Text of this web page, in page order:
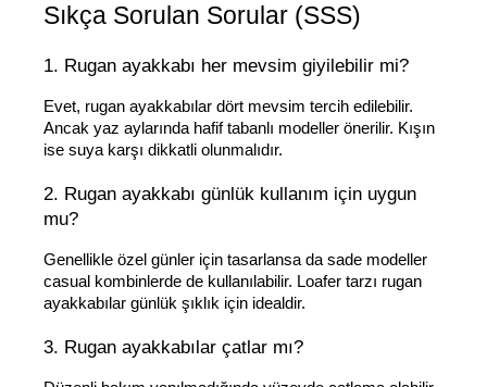
Sıkça Sorulan Sorular (SSS)
1. Rugan ayakkabı her mevsim giyilebilir mi?
Evet, rugan ayakkabılar dört mevsim tercih edilebilir.
Ancak yaz aylarında hafif tabanlı modeller önerilir. Kışın
ise suya karşı dikkatli olunmalıdır.
2. Rugan ayakkabı günlük kullanım için uygun
mu?
Genellikle özel günler için tasarlansa da sade modeller
casual kombinlerde de kullanılabilir. Loafer tarzı rugan
ayakkabılar günlük şıklık için idealdir.
3. Rugan ayakkabılar çatlar mı?